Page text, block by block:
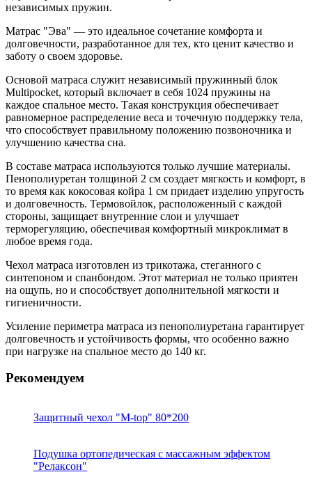
независимых пружин.
Матрас "Эва" — это идеальное сочетание комфорта и
долговечности, разработанное для тех, кто ценит качество и
заботу о своем здоровье.
Основой матраса служит независимый пружинный блок
Multipocket, который включает в себя 1024 пружины на
каждое спальное место. Такая конструкция обеспечивает
равномерное распределение веса и точечную поддержку тела,
что способствует правильному положению позвоночника и
улучшению качества сна.
В составе матраса используются только лучшие материалы.
Пенополиуретан толщиной 2 см создает мягкость и комфорт, в
то время как кокосовая койра 1 см придает изделию упругость
и долговечность. Термовойлок, расположенный с каждой
стороны, защищает внутренние слои и улучшает
терморегуляцию, обеспечивая комфортный микроклимат в
любое время года.
Чехол матраса изготовлен из трикотажа, стеганного с
синтепоном и спанбондом. Этот материал не только приятен
на ощупь, но и способствует дополнительной мягкости и
гигиеничности.
Усиление периметра матраса из пенополиуретана гарантирует
долговечность и устойчивость формы, что особенно важно
при нагрузке на спальное место до 140 кг.
Рекомендуем
Защитный чехол "M-top" 80*200
Подушка ортопедическая с массажным эффектом
"Релаксон"